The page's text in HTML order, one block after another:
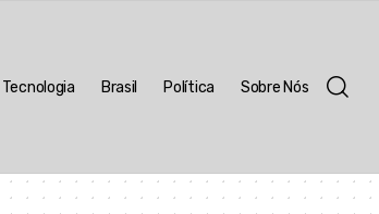
Tecnologia Brasil Política Sobre Nós